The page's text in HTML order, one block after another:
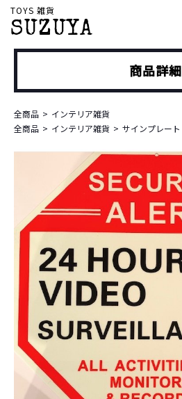
TOYS 雑貨
SUZUYA
商品詳細
全商品
インテリア雑貨
全商品
インテリア雑貨 サインプレート